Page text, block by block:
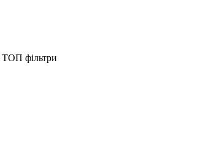
ТОП фільтри